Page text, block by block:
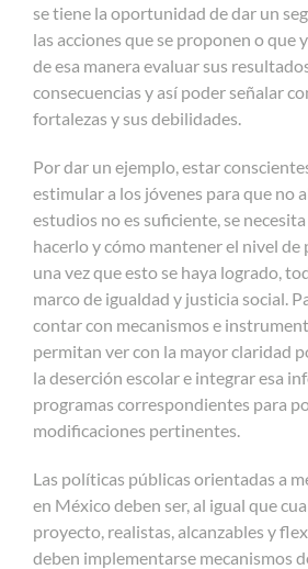
se tiene la oportunidad de dar un
las acciones que se proponen o que
de esa manera evaluar sus
consecuencias y así poder señalar
fortalezas y sus debilidades.
Por dar un ejemplo, estar
estimular a los jóvenes para que no
estudios no es suficiente, se
hacerlo y cómo mantener el nivel de
una vez que esto se haya logrado,
marco de igualdad y justicia social.
contar con mecanismos e
permitan ver con la mayor claridad
la deserción escolar e integrar esa
programas correspondientes para
modificaciones pertinentes.
Las políticas públicas orientadas a
en México deben ser, al igual que
proyecto, realistas, alcanzables y
deben implementarse mecanismos